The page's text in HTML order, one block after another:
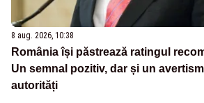
8 aug. 2026, 10:38
România își păstrează ratingul
Un semnal pozitiv, dar și un
autorități